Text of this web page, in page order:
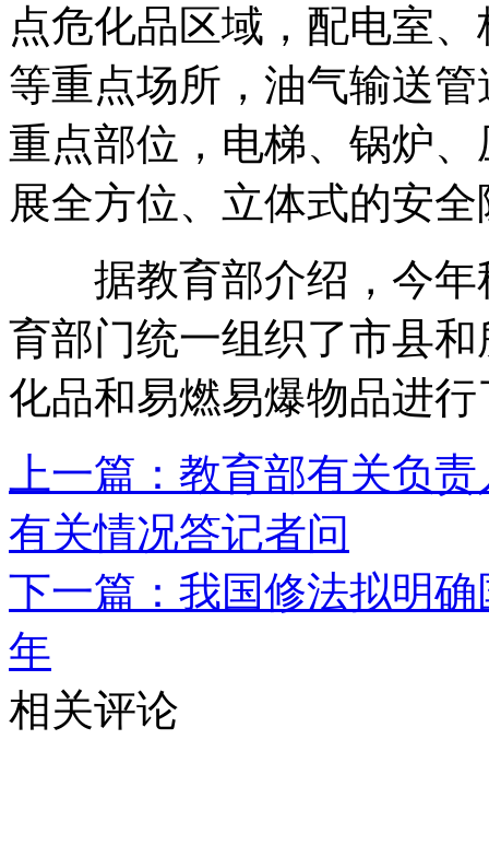
点危化品区域，配电室
等重点场所，油气输送
重点部位，电梯、锅炉
展全方位、立体式的安
据教育部介绍，今年
育部门统一组织了市县
化品和易燃易爆物品进
上一篇：教育部有关负
有关情况答记者问
下一篇：我国修法拟明
年
相关评论